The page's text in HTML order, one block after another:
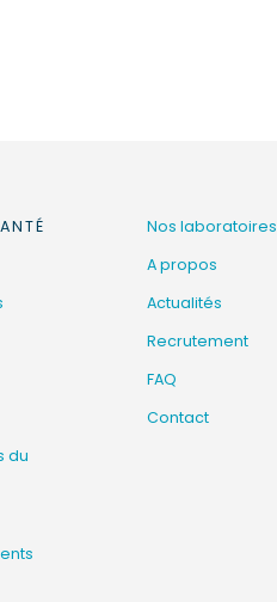
du
Nos laboratoires
A propos
Actualités
Recrutement
FAQ
Contact